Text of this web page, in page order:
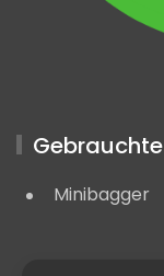
Gebrauchte
Minibagger